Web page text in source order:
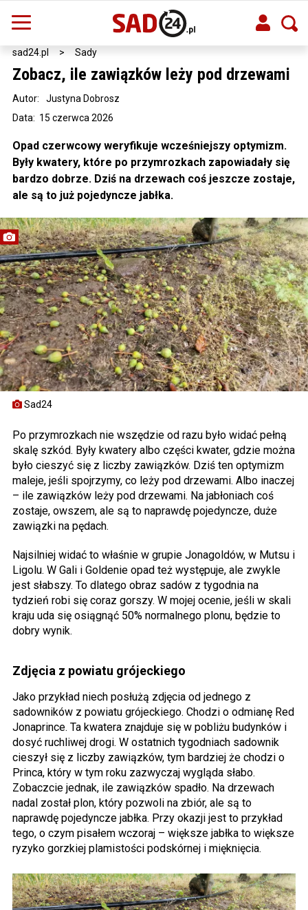
sad24.pl > Sady
Sad24
Zobacz, ile zawiązków leży pod drzewami
Data: 15 czerwca 2026
Autor: Justyna Dobrosz
Opad czerwcowy weryfikuje wcześniejszy optymizm.
Były kwatery, które po przymrozkach zapowiadały się
bardzo dobrze. Dziś na drzewach coś jeszcze zostaje,
ale są to już pojedyncze jabłka.
Po przymrozkach nie wszędzie od razu było widać pełną
skalę szkód. Były kwatery albo części kwater, gdzie można
było cieszyć się z liczby zawiązków. Dziś ten optymizm
maleje, jeśli spojrzymy, co leży pod drzewami. Albo inaczej
– ile zawiązków leży pod drzewami. Na jabłoniach coś
zostaje, owszem, ale są to naprawdę pojedyncze, duże
zawiązki na pędach.
Najsilniej widać to właśnie w grupie Jonagoldów, w Mutsu i
Ligolu. W Gali i Goldenie opad też występuje, ale zwykle
jest słabszy. To dlatego obraz sadów z tygodnia na
tydzień robi się coraz gorszy. W mojej ocenie, jeśli w skali
kraju uda się osiągnąć 50% normalnego plonu, będzie to
dobry wynik.
Zdjęcia z powiatu grójeckiego
Jako przykład niech posłużą zdjęcia od jednego z
sadowników z powiatu grójeckiego. Chodzi o odmianę Red
Jonaprince. Ta kwatera znajduje się w pobliżu budynków i
dosyć ruchliwej drogi. W ostatnich tygodniach sadownik
cieszył się z liczby zawiązków, tym bardziej że chodzi o
Princa, który w tym roku zazwyczaj wygląda słabo.
Zobaczcie jednak, ile zawiązków spadło. Na drzewach
nadal został plon, który pozwoli na zbiór, ale są to
naprawdę pojedyncze jabłka. Przy okazji jest to przykład
tego, o czym pisałem wczoraj – większe jabłka to większe
ryzyko gorzkiej plamistości podskórnej i mięknięcia.